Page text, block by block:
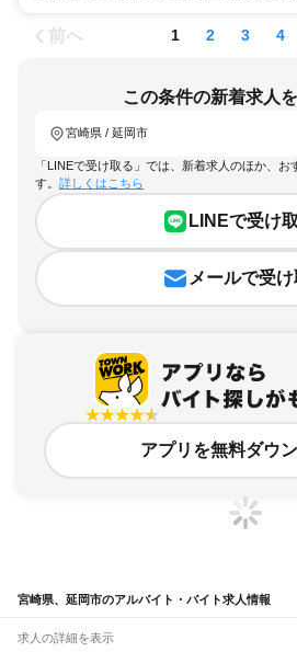
前へ 1 2 3 4
この条件の新着求人
宮崎県 / 延岡市
「LINEで受け取る」では、新着求人のほか、お
す。 詳しくはこちら
LINEで受け
メールで受
アプリを無料ダウ
宮崎県、延岡市のアルバイト・バイト求人情報
求人の詳細を表示